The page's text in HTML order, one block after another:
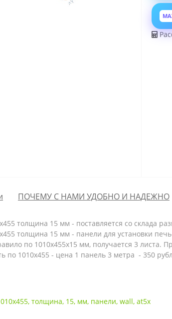
ПОЧЕМУ С НАМИ УДОБНО И НАДЕЖНО
толщина 15 мм - поставляется со склада
толщина 15 мм - панели для установки
по 1010х455х15 мм, получается 3 листа.
по 1010х455 - цена 1 панель 3 метра - 350
, толщина, 15, мм, панели, wall, at5x